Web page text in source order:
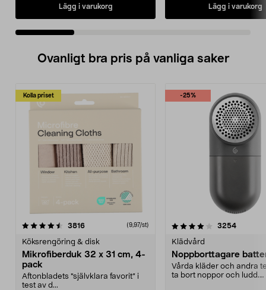
Lägg i varukorg Lägg i varukorg
Ovanligt bra pris på vanliga saker
Kolla priset
3816recensioner (9,97/st)
Köksrengöring & disk
Mikrofiberduk 32 x 31 cm, 4-
pack
Aftonbladets "självklara favorit” i
test av d...
-25%
4.0av 5 stjärnor 3254
Klädvård
Noppborttagare
Vårda kläder och andra
ta bort noppor och ludd.
4.5av 5 stjärnor